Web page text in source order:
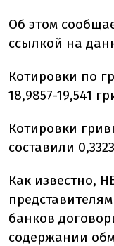
Об этом
ссылкой на
Котировки по
18,9857-19,541
Котировки
составили
Как известно,
банков
содержании